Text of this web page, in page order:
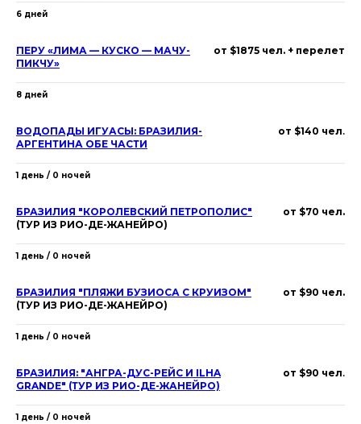
6 дней
ПЕРУ «ЛИМА — КУСКО — МАЧУ-
ПИКЧУ»
от $1875 чел. + перелет
8 дней
ВОДОПАДЫ ИГУАСЫ: БРАЗИЛИЯ-
АРГЕНТИНА ОБЕ ЧАСТИ
от $140 чел.
1 день / 0 ночей
БРАЗИЛИЯ "КОРОЛЕВСКИЙ ПЕТРОПОЛИС"
(ТУР ИЗ РИО-ДЕ-ЖАНЕЙРО)
от $70 чел.
1 день / 0 ночей
БРАЗИЛИЯ "ПЛЯЖИ БУЗИОСА С КРУИЗОМ"
(ТУР ИЗ РИО-ДЕ-ЖАНЕЙРО)
от $90 чел.
1 день / 0 ночей
БРАЗИЛИЯ: "АНГРА-ДУС-РЕЙС И ILHA
GRANDE" (ТУР ИЗ РИО-ДЕ-ЖАНЕЙРО)
от $90 чел.
1 день / 0 ночей